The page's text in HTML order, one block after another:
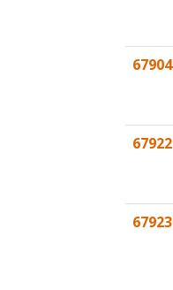
67904
67922
67923